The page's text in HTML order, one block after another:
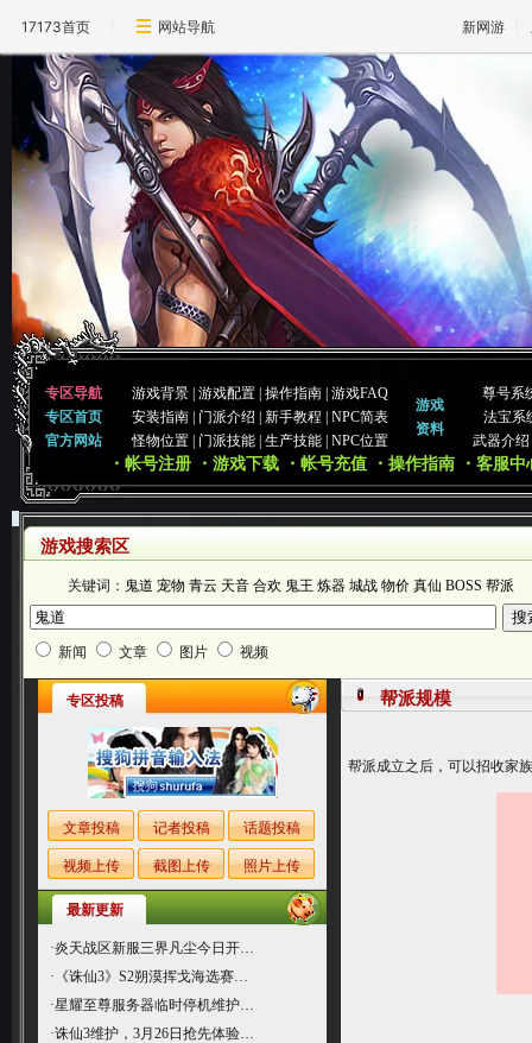
17173首页 网站导航 新网游
专区导航
专区首页
官方网站
游戏背景 |游戏配置 |操作指南 |游戏FAQ
安装指南
门派介绍 |新手教程 |NPC简表
怪物位置
门派技能 |生产技能 |NPC位置
游戏
资料
尊号系
法宝系
武器介绍
・帐号注册 ・游戏下载 ・帐号充值 ・操作指南 ・客服中
游戏搜索区
关键词： 鬼道 宠物 青云 天音 合欢 鬼王 炼器 城战 物价 真仙 BOSS 帮派
新闻 文章 图片 视频
专区投稿
文章投稿 记者投稿 话题投稿
视频上传 截图上传 照片上传
最新更新
·炎天战区新服三界凡尘今日开…
· 《诛仙3》S2朔漠挥戈海选赛…
·星耀至尊服务器临时停机维护…
·诛仙3维护，3月26日抢先体验…
帮派规模
帮派成立之后，可以招收家